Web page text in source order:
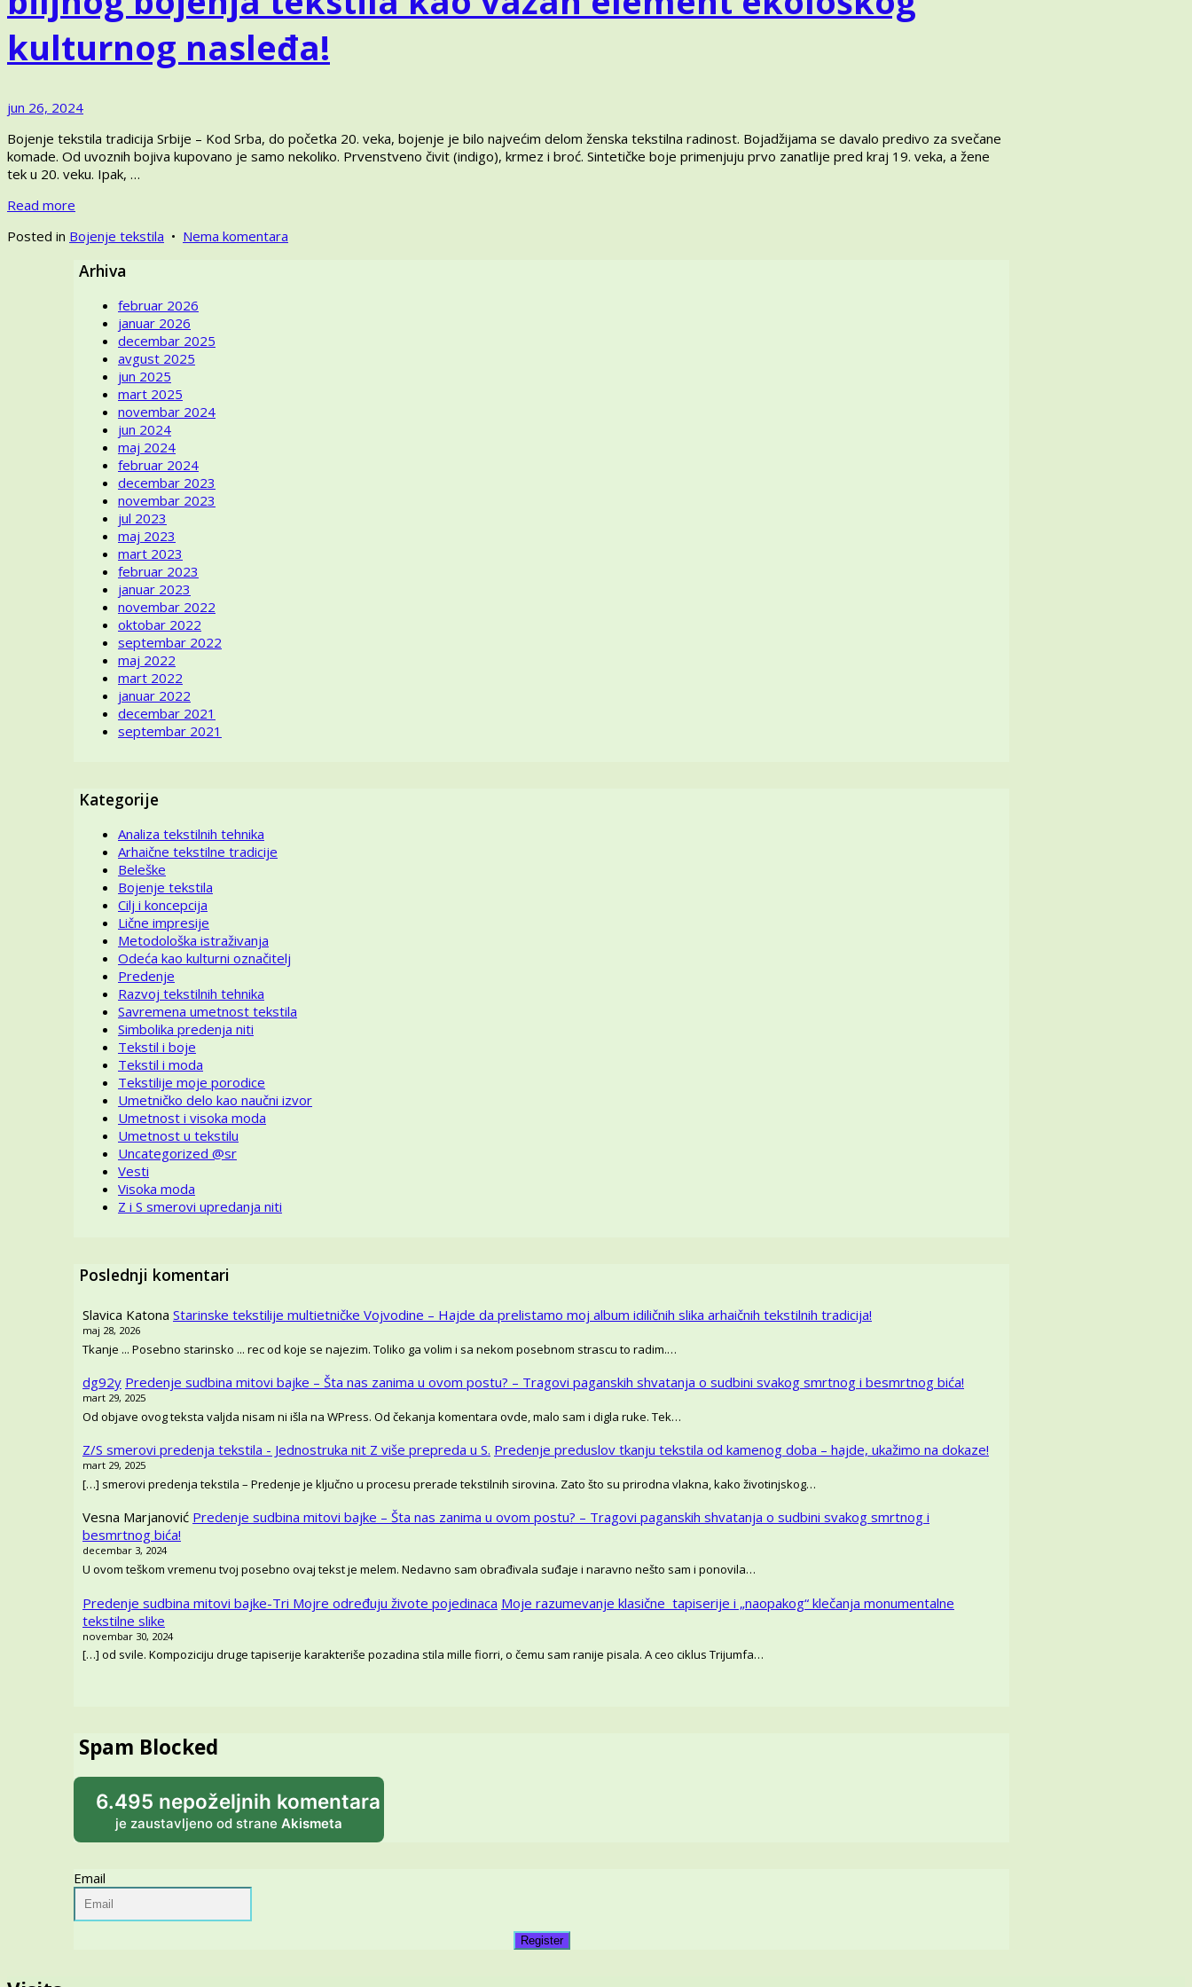
kulturnog nasleđa!
jun 26, 2024jun
2024
Bojenje tekstila tradicija Srbije – Kod Srba, do početka 20. veka, bojenje je bilo najvećim delom ženska tekstilna radinost. Bojadžijama se davalo predivo za svečane
komade. Od uvoznih bojiva kupovano je samo nekoliko. Prvenstveno čivit (indigo), krmez i broć. Sintetičke boje primenjuju prvo zanatlije pred kraj 19. veka, a žene
tek u 20. veku. Ipak, …
Read more
Posted in Bojenje tekstila • Nema komentara
Arhiva
februar 2026
januar 2026
decembar 2025
avgust 2025
jun 2025
mart 2025
novembar 2024
jun 2024
maj 2024
februar 2024
decembar 2023
novembar 2023
jul 2023
maj 2023
mart 2023
februar 2023
januar 2023
novembar 2022
oktobar 2022
septembar 2022
maj 2022
mart 2022
januar 2022
decembar 2021
septembar 2021
Kategorije
Analiza tekstilnih tehnika
Arhaične tekstilne tradicije
Beleške
Bojenje tekstila
Cilj i koncepcija
Lične impresije
Metodološka istraživanja
Odeća kao kulturni označitelj
Predenje
Razvoj tekstilnih tehnika
Savremena umetnost tekstila
Simbolika predenja niti
Tekstil i boje
Tekstil i moda
Tekstilije moje porodice
Umetničko delo kao naučni izvor
Umetnost i visoka moda
Umetnost u tekstilu
Uncategorized @sr
Vesti
Visoka moda
Z i S smerovi upredanja niti
Poslednji komentari
Slavica Katona Starinske tekstilije multietničke Vojvodine – Hajde da prelistamo moj album idiličnih slika arhaičnih tekstilnih tradicija!
maj 28, 2026
Tkanje ... Posebno starinsko ... rec od koje se najezim. Toliko ga volim i sa nekom posebnom strascu to radim.…
dg92y Predenje sudbina mitovi bajke – Šta nas zanima u ovom postu? – Tragovi paganskih shvatanja o sudbini svakog smrtnog i besmrtnog bića!
mart 29, 2025
Od objave ovog teksta valjda nisam ni išla na WPress. Od čekanja komentara ovde, malo sam i digla ruke. Tek…
Z/S smerovi predenja tekstila - Jednostruka nit Z više prepreda u S. Predenje preduslov tkanju tekstila od kamenog doba – hajde, ukažimo na dokaze!
mart 29, 2025
[…] smerovi predenja tekstila – Predenje je ključno u procesu prerade tekstilnih sirovina. Zato što su prirodna vlakna, kako životinjskog…
Vesna Marjanović Predenje sudbina mitovi bajke – Šta nas zanima u ovom postu? – Tragovi paganskih shvatanja o sudbini svakog smrtnog i
besmrtnog bića!
decembar 3, 2024
U ovom teškom vremenu tvoj posebno ovaj tekst je melem. Nedavno sam obrađivala suđaje i naravno nešto sam i ponovila…
Predenje sudbina mitovi bajke-Tri Mojre određuju živote pojedinaca Moje razumevanje klasične tapiserije i „naopakog“ klečanja monumentalne
tekstilne slike
novembar 30, 2024
[…] od svile. Kompoziciju druge tapiserije karakteriše pozadina stila mille fiorri, o čemu sam ranije pisala. A ceo ciklus Trijumfa…
Spam Blocked
6.495 nepoželjnih komentara
je zaustavljeno od strane Akismeta
Email
Register